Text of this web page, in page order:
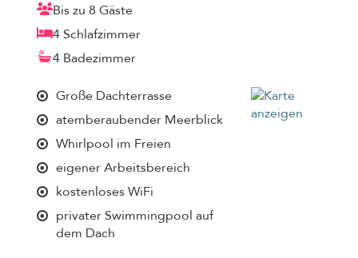
Bis zu 8 Gäste
4 Schlafzimmer
4 Badezimmer
Große Dachterrasse
atemberaubender Meerblick
Whirlpool im Freien
eigener Arbeitsbereich
kostenloses WiFi
privater Swimmingpool auf
dem Dach